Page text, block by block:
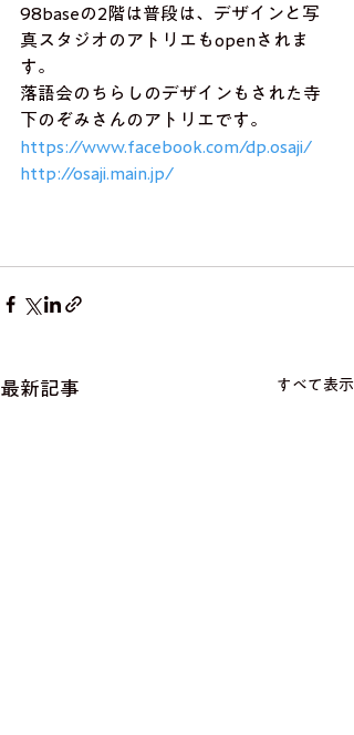
98baseの2階は普段は、デザインと写
真スタジオのアトリエもopenされま
す。
落語会のちらしのデザインもされた寺
下のぞみさんのアトリエです。
https://www.facebook.com/dp.osaji/
http://osaji.main.jp/
最新記事 すべて表示